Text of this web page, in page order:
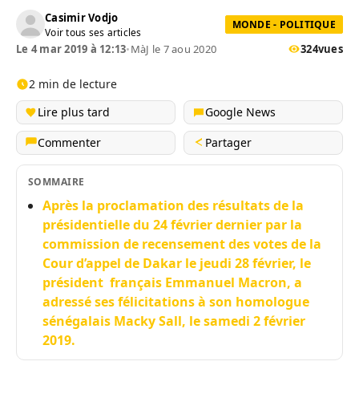
Casimir Vodjo
Voir tous ses articles
MONDE - POLITIQUE
Le 4 mar 2019 à 12:13•MàJ le 7 aou 2020 324vues
2 min de lecture
Lire plus tard
Google News
Commenter
Partager
SOMMAIRE
Après la proclamation des résultats de la
présidentielle du 24 février dernier par la
commission de recensement des votes de la
Cour d’appel de Dakar le jeudi 28 février, le
président français Emmanuel Macron, a
adressé ses félicitations à son homologue
sénégalais Macky Sall, le samedi 2 février
2019.